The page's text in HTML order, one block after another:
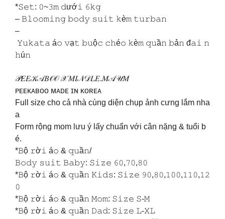
*𝚂𝚎𝚝: 𝟶~𝟹𝚖 𝚍ướ𝚒 𝟼𝚔𝚐
– 𝙱𝚕𝚘𝚘𝚖𝚒𝚗𝚐 𝚋𝚘𝚍𝚢 𝚜𝚞𝚒𝚝 𝚔è𝚖 𝚝𝚞𝚛𝚋𝚊𝚗
–
𝚈𝚞𝚔𝚊𝚝𝚊 á𝚘 𝚟ạ𝚝 𝚋𝚞ộ𝚌 𝚌𝚑é𝚘 𝚔è𝚖 𝚚𝚞ầ𝚗 𝚋ả𝚗 đ𝚊𝚒 𝚗
𝚑ú𝚗
𝒫𝐸𝐸𝒦𝒜𝐵𝒪𝒪 𝒳 𝑀𝐼𝒩𝒟𝐿𝐸.𝑀𝒜𝒰𝑀
ᴘᴇᴇᴋᴀʙᴏᴏ ᴍᴀᴅᴇ ɪɴ ᴋᴏʀᴇᴀ
Full size cho cả nhà cùng diện chụp ảnh cưng lắm nha
a
Form rộng mom lưu ý lấy chuẩn với cân nặng & tuổi b
é.
*𝙱ộ 𝚛ờ𝚒 á𝚘 & 𝚚𝚞ầ𝚗/
𝙱𝚘𝚍𝚢 𝚜𝚞𝚒𝚝 𝙱𝚊𝚋𝚢: 𝚂𝚒𝚣𝚎 𝟼𝟶,𝟽𝟶,𝟾𝟶
*𝙱ộ 𝚛ờ𝚒 á𝚘 & 𝚚𝚞ầ𝚗 𝙺𝚒𝚍𝚜: 𝚂𝚒𝚣𝚎 𝟿𝟶,𝟾𝟶,𝟷𝟶𝟶,𝟷𝟷𝟶,𝟷𝟸
𝟶
*𝙱ộ 𝚛ờ𝚒 á𝚘 & 𝚚𝚞ầ𝚗 𝙼𝚘𝚖: 𝚂𝚒𝚣𝚎 𝚂-𝙼
*𝙱ộ 𝚛ờ𝚒 á𝚘 & 𝚚𝚞ầ𝚗 𝙳𝚊𝚍: 𝚂𝚒𝚣𝚎 𝙻-𝚇𝙻